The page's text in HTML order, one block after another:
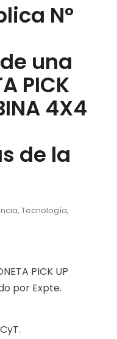
N°
una
PICK
4X4
de la
Tecnología,
PICK UP
por Expte.